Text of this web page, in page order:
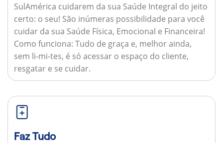
SulAmérica cuidarem da sua Saúde Integral do jeito
certo: o seu! São inúmeras possibilidade para você
cuidar da sua Saúde Física, Emocional e Financeira!
Como funciona: Tudo de graça e, melhor ainda,
sem li-mi-tes, é só acessar o espaço do cliente,
resgatar e se cuidar.
Faz Tudo